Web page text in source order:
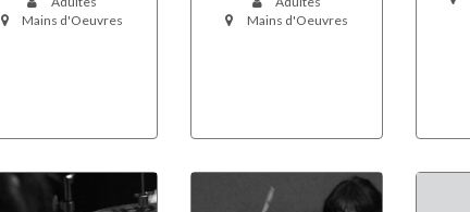
Mains d'Oeuvres
Mains d'Oeuvres